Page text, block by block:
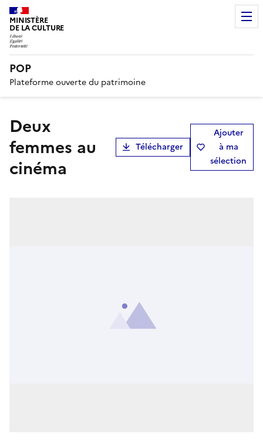
MINISTÈRE
DE LA CULTURE
POP
Plateforme ouverte du patrimoine
Deux
femmes au
cinéma
Télécharger
Ajouter
à ma
sélection